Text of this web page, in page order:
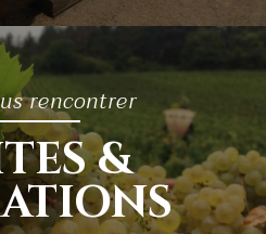
rencontrer
&